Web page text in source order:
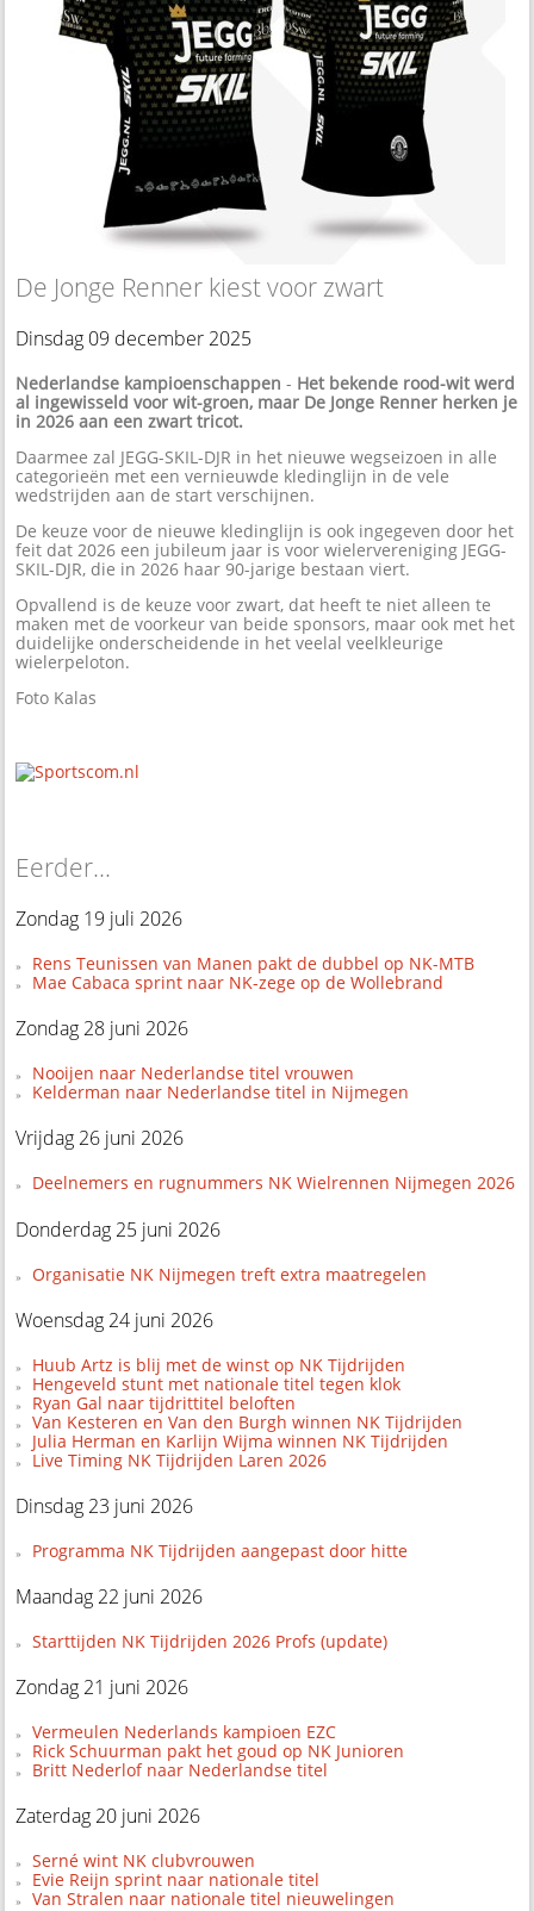
De Jonge Renner kiest voor zwart
Dinsdag 09 december 2025
Nederlandse kampioenschappen - Het bekende rood-wit werd
al ingewisseld voor wit-groen, maar De Jonge Renner herken je
in 2026 aan een zwart tricot.
Daarmee zal JEGG-SKIL-DJR in het nieuwe wegseizoen in alle
categorieën met een vernieuwde kledinglijn in de vele
wedstrijden aan de start verschijnen.
De keuze voor de nieuwe kledinglijn is ook ingegeven door het
feit dat 2026 een jubileum jaar is voor wielervereniging JEGG-
SKIL-DJR, die in 2026 haar 90-jarige bestaan viert.
Opvallend is de keuze voor zwart, dat heeft te niet alleen te
maken met de voorkeur van beide sponsors, maar ook met het
duidelijke onderscheidende in het veelal veelkleurige
wielerpeloton.
Foto Kalas
Eerder...
Zondag 19 juli 2026
Rens Teunissen van Manen pakt de dubbel op NK-MTB
Mae Cabaca sprint naar NK-zege op de Wollebrand
Zondag 28 juni 2026
Nooijen naar Nederlandse titel vrouwen
Kelderman naar Nederlandse titel in Nijmegen
Vrijdag 26 juni 2026
Deelnemers en rugnummers NK Wielrennen Nijmegen 2026
Donderdag 25 juni 2026
Organisatie NK Nijmegen treft extra maatregelen
Woensdag 24 juni 2026
Huub Artz is blij met de winst op NK Tijdrijden
Hengeveld stunt met nationale titel tegen klok
Ryan Gal naar tijdrittitel beloften
Van Kesteren en Van den Burgh winnen NK Tijdrijden
Julia Herman en Karlijn Wijma winnen NK Tijdrijden
Live Timing NK Tijdrijden Laren 2026
Dinsdag 23 juni 2026
Programma NK Tijdrijden aangepast door hitte
Maandag 22 juni 2026
Starttijden NK Tijdrijden 2026 Profs (update)
Zondag 21 juni 2026
Vermeulen Nederlands kampioen EZC
Rick Schuurman pakt het goud op NK Junioren
Britt Nederlof naar Nederlandse titel
Zaterdag 20 juni 2026
Serné wint NK clubvrouwen
Evie Reijn sprint naar nationale titel
Van Stralen naar nationale titel nieuwelingen